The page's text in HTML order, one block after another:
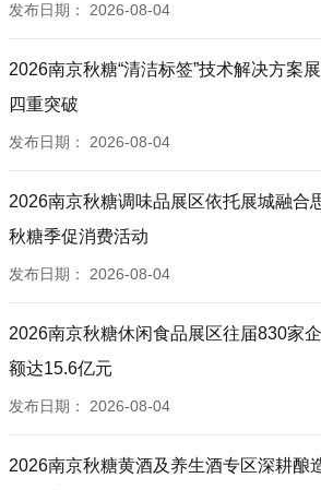
发布日期： 2026-08-04
2026南京秋糖“清洁标签”技术解决方案
四重突破
发布日期： 2026-08-04
2026南京秋糖调味品展区依托展城融合
秋糖季促消费活动
发布日期： 2026-08-04
2026南京秋糖休闲食品展区往届830家
额达15.6亿元
发布日期： 2026-08-04
2026南京秋糖黄酒及养生酒专区深耕酿